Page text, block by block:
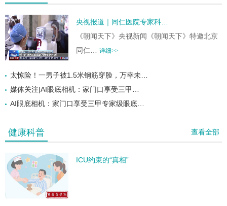
央视报道｜同仁医院专家科…
《朝闻天下》央视新闻《朝闻天下》特邀北京
同仁… 详细>>
太惊险！一男子被1.5米钢筋穿脸，万幸未…
媒体关注|AI眼底相机：家门口享受三甲…
AI眼底相机：家门口享受三甲专家级眼底…
查看全部
健康科普
ICU约束的“真相”